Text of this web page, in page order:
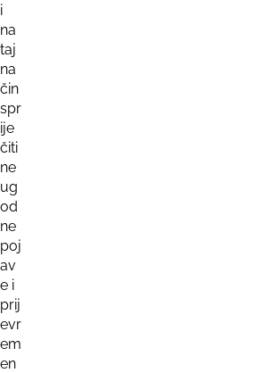
i
na
taj
na
čin
spr
ije
čiti
ne
ug
od
ne
poj
av
e i
prij
evr
em
en